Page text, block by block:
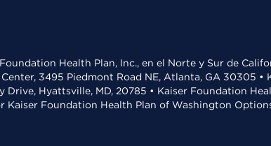
Health Plan, Inc., en el Norte y Sur de
3495 Piedmont Road NE, Atlanta, GA 30305
Hyattsville, MD, 20785 • Kaiser Foundation
Foundation Health Plan of Washington